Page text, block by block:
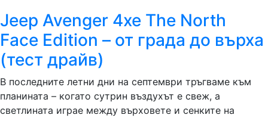
Jeep Avenger 4xe The North
Face Edition – от града до върха
(тест драйв)
В последните летни дни на септември тръгваме към
планината – когато сутрин въздухът е свеж, а
светлината играе между върховете и сенките на